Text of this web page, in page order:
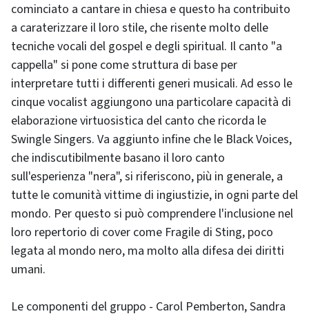
cominciato a cantare in chiesa e questo ha contribuito
a caraterizzare il loro stile, che risente molto delle
tecniche vocali del gospel e degli spiritual. Il canto "a
cappella" si pone come struttura di base per
interpretare tutti i differenti generi musicali. Ad esso le
cinque vocalist aggiungono una particolare capacità di
elaborazione virtuosistica del canto che ricorda le
Swingle Singers. Va aggiunto infine che le Black Voices,
che indiscutibilmente basano il loro canto
sull'esperienza "nera", si riferiscono, più in generale, a
tutte le comunità vittime di ingiustizie, in ogni parte del
mondo. Per questo si può comprendere l'inclusione nel
loro repertorio di cover come Fragile di Sting, poco
legata al mondo nero, ma molto alla difesa dei diritti
umani.
Le componenti del gruppo - Carol Pemberton, Sandra